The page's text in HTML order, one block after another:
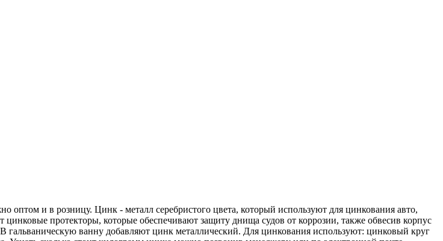
и в розницу. Цинк - металл серебристого цвета, который используют для цинкования авто,
протекторы, которые обеспечивают защиту днища судов от коррозии, также обвесив корпус
гальваническую ванну добавляют цинк металлический. Для цинкования используют: цинковый круг